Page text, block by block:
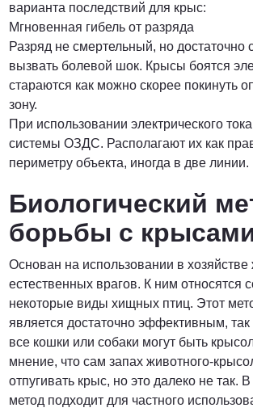
варианта последствий для крыс:
Мгновенная гибель от разряда
Разряд не смертельный, но достаточно
вызвать болевой шок. Крысы боятся
стараются как можно скорее покинуть
зону.
При использовании электрического
системы ОЗДС. Располагают их как
периметру объекта, иногда в две линии.
Биологический
борьбы с
Основан на использовании в
естественных врагов. К ним относятся
некоторые виды хищных птиц. Этот
является достаточно эффективным, так
все кошки или собаки могут быть
мнение, что сам запах животного-
отпугивать крыс, но это далеко не так.
метод подходит для частного